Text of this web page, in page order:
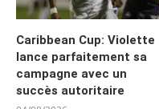
Caribbean Cup: Violette
lance parfaitement sa
campagne avec un
succès autoritaire